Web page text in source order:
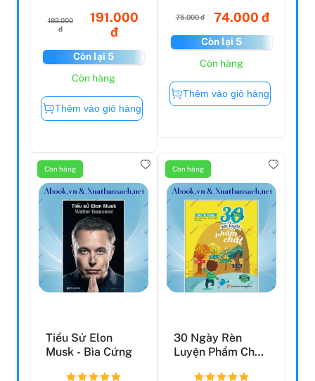
192.000
đ
191.000
đ
Còn lại 5
Còn hàng
Thêm vào giỏ hàng
75.000 đ 74.000 đ
Còn lại 5
Còn hàng
Thêm vào giỏ hàng
Còn hàng
Tiểu Sử Elon
Musk - Bìa Cứng
Còn hàng
30 Ngày Rèn
Luyện Phẩm Chất: